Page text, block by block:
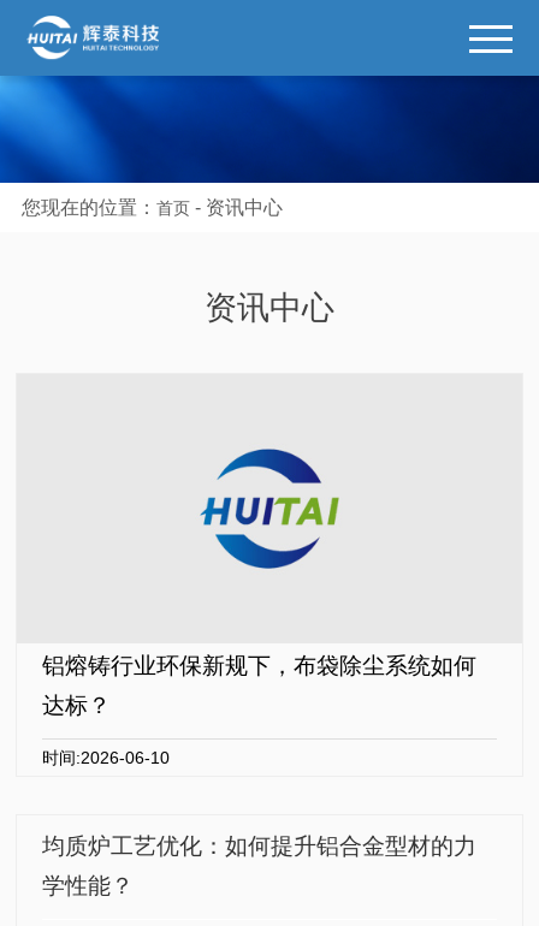
您现在的位置： 首页- 资讯中心
资讯中心
铝熔铸行业环保新规下，布袋除尘系统如何
达标？
时间:2026-06-10
均质炉工艺优化：如何提升铝合金型材的力
学性能？